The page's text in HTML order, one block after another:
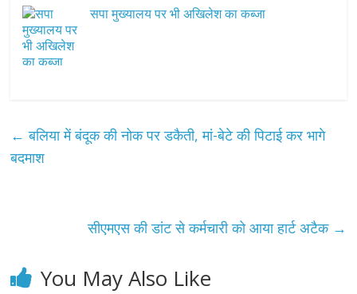
सपा मुख्यालय पर भी अखिलेश का कब्जा
← बलिया में बंदूक की नोक पर डकैती, मां-बेटे की पिटाई कर भागे
बदमाश
सीएमएस की डांट से कर्मचारी को आया हार्ट अटैक →
You May Also Like